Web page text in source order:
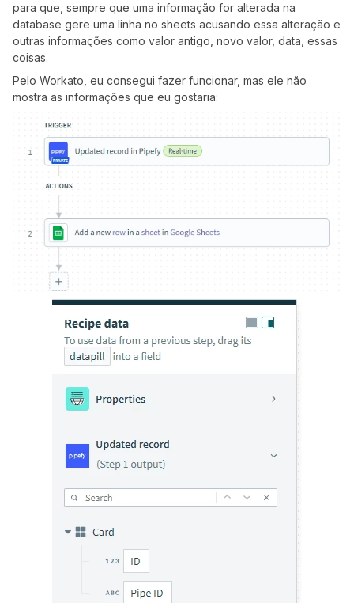
para que, sempre que uma informação for alterada na
database gere uma linha no sheets acusando essa alteração e
outras informações como valor antigo, novo valor, data, essas
coisas.
Pelo Workato, eu consegui fazer funcionar, mas ele não
mostra as informações que eu gostaria: